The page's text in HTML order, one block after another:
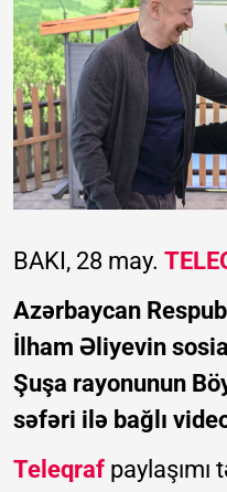
BAKI, 28 may.
Azərbaycan
İlham Əliyevin
Şuşa rayonunun
səfəri ilə bağlı
Teleqraf paylaşımı